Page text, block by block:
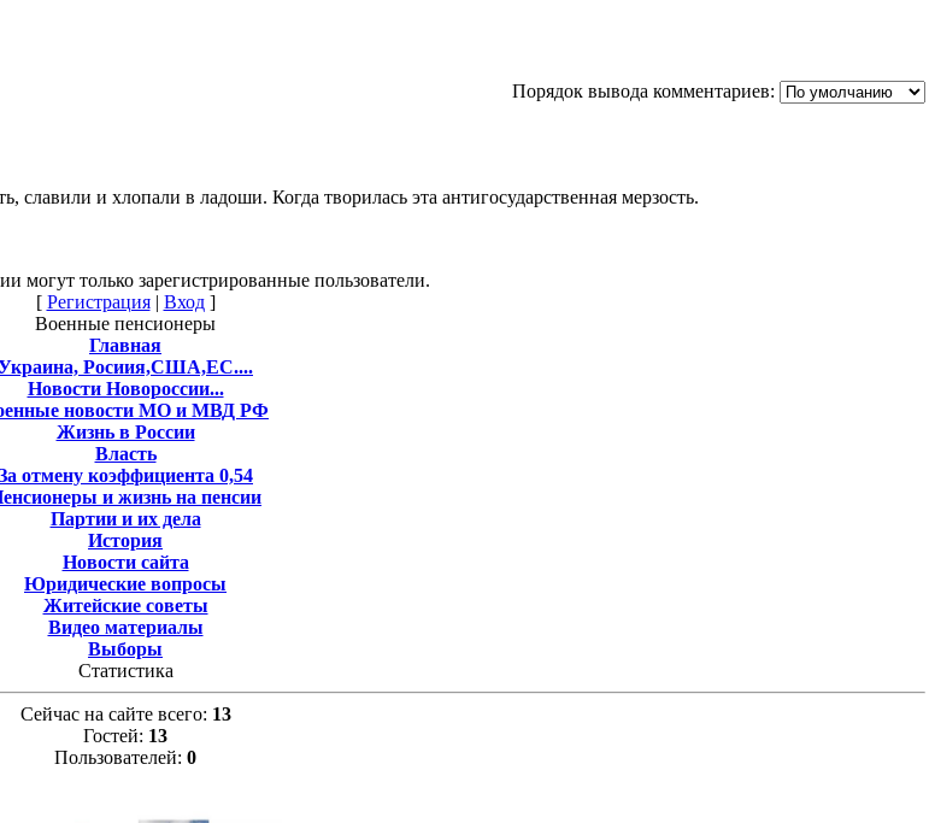
Порядок вывода комментариев:
и хлопали в ладоши. Когда творилась эта антигосударственная мерзость.
могут только зарегистрированные пользователи.
[ Регистрация| Вход]
Военные пенсионеры
Главная
Росиия,США,ЕС....
Новости Новороссии...
новости МО и МВД РФ
Жизнь в России
Власть
отмену коэффициента 0,54
и жизнь на пенсии
Партии и их дела
История
Новости сайта
Юридические вопросы
Житейские советы
Видео материалы
Выборы
Статистика
Сейчас на сайте всего: 13
Гостей: 13
Пользователей: 0